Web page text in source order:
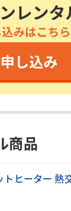
商品
トヒーター 熱